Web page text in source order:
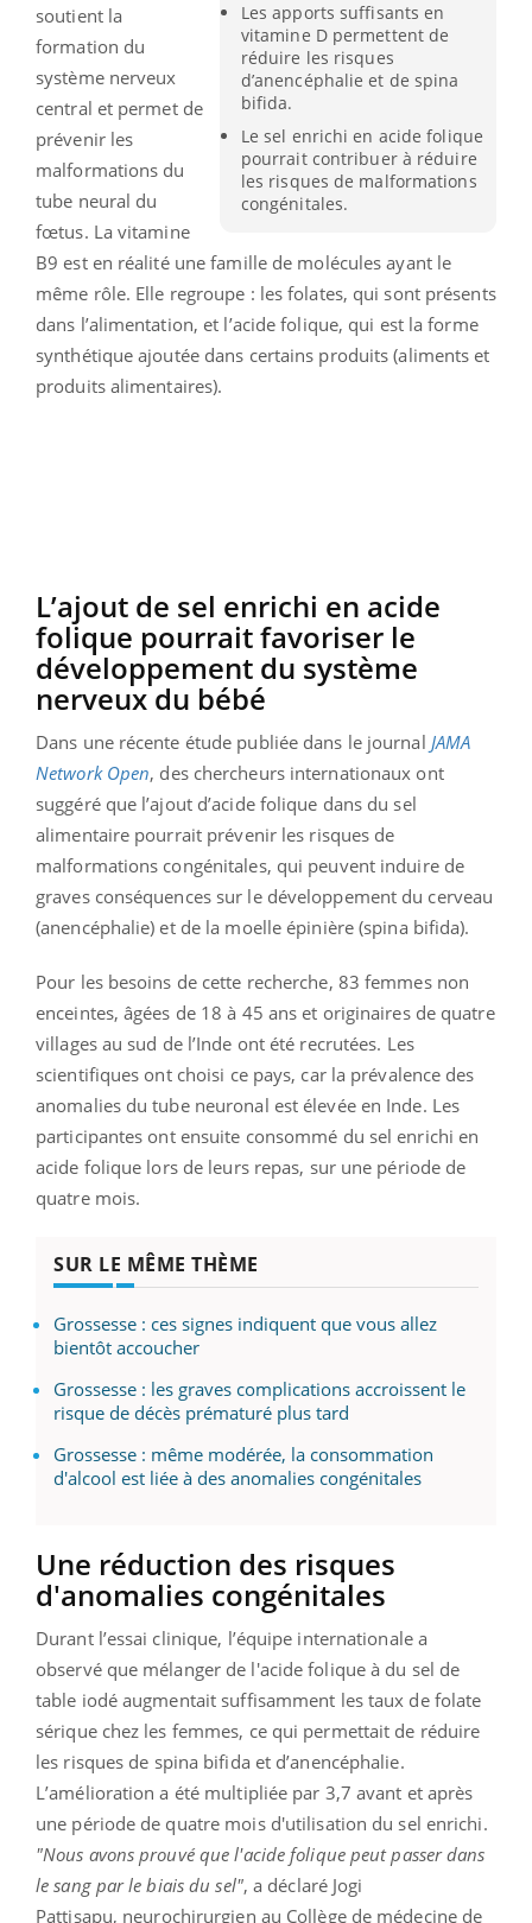
Les apports suffisants en
vitamine D permettent de
réduire les risques
d’anencéphalie et de spina
bifida.
Le sel enrichi en acide folique
pourrait contribuer à réduire
les risques de malformations
congénitales.
soutient la
formation du
système nerveux
central et permet de
prévenir les
malformations du
tube neural du
fœtus. La vitamine
B9 est en réalité une famille de molécules ayant le
même rôle. Elle regroupe : les folates, qui sont présents
dans l’alimentation, et l’acide folique, qui est la forme
synthétique ajoutée dans certains produits (aliments et
produits alimentaires).
L’ajout de sel enrichi en acide
folique pourrait favoriser le
développement du système
nerveux du bébé
Dans une récente étude publiée dans le journal JAMA
Network Open, des chercheurs internationaux ont
suggéré que l’ajout d’acide folique dans du sel
alimentaire pourrait prévenir les risques de
malformations congénitales, qui peuvent induire de
graves conséquences sur le développement du cerveau
(anencéphalie) et de la moelle épinière (spina bifida).
Pour les besoins de cette recherche, 83 femmes non
enceintes, âgées de 18 à 45 ans et originaires de quatre
villages au sud de l’Inde ont été recrutées. Les
scientifiques ont choisi ce pays, car la prévalence des
anomalies du tube neuronal est élevée en Inde. Les
participantes ont ensuite consommé du sel enrichi en
acide folique lors de leurs repas, sur une période de
quatre mois.
SUR LE MÊME THÈME
Grossesse : ces signes indiquent que vous allez
bientôt accoucher
Grossesse : les graves complications accroissent le
risque de décès prématuré plus tard
Grossesse : même modérée, la consommation
d'alcool est liée à des anomalies congénitales
Une réduction des risques
d'anomalies congénitales
Durant l’essai clinique, l’équipe internationale a
observé que mélanger de l'acide folique à du sel de
table iodé augmentait suffisamment les taux de folate
sérique chez les femmes, ce qui permettait de réduire
les risques de spina bifida et d’anencéphalie.
L’amélioration a été multipliée par 3,7 avant et après
une période de quatre mois d'utilisation du sel enrichi.
"Nous avons prouvé que l'acide folique peut passer dans
le sang par le biais du sel", a déclaré Jogi
Pattisapu, neurochirurgien au Collège de médecine de